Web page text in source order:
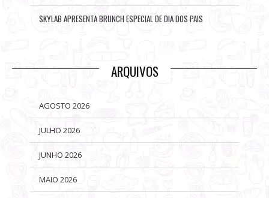
SKYLAB APRESENTA BRUNCH ESPECIAL DE DIA DOS PAIS
ARQUIVOS
AGOSTO 2026
JULHO 2026
JUNHO 2026
MAIO 2026